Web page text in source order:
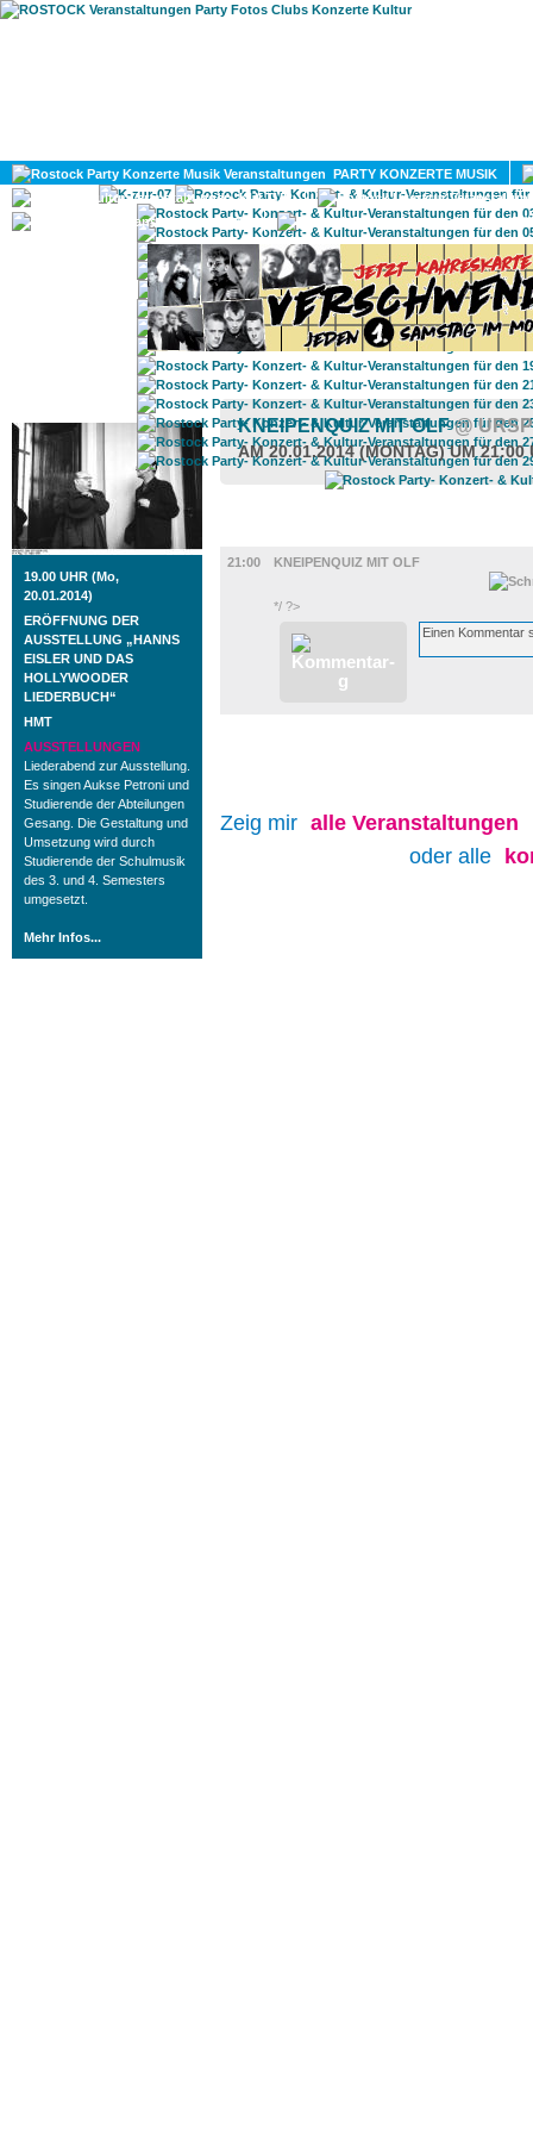
PARTY KONZERTE MUSIK
KULTUR
GAY
ROSTOCK TAGESTIPP
19.00 UHR (Mo,
20.01.2014)
ERÖFFNUNG DER
AUSSTELLUNG „HANNS
EISLER UND DAS
HOLLYWOODER
LIEDERBUCH“
HMT
AUSSTELLUNGEN
Liederabend zur Ausstellung.
Es singen Aukse Petroni und
Studierende der Abteilungen
Gesang. Die Gestaltung und
Umsetzung wird durch
Studierende der Schulmusik
des 3. und 4. Semesters
umgesetzt.
Mehr Infos...
KNEIPENQUIZ MIT OLF@
AM 20.01.2014 (MONTAG) UM 21:00
21:00
KNEIPENQUIZ MIT OLF
*/ ?>
Zeig mir alle Veranstaltungen
oder alle